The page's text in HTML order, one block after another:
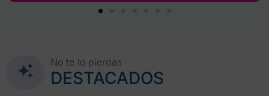
No te lo pierdas
DESTACADOS